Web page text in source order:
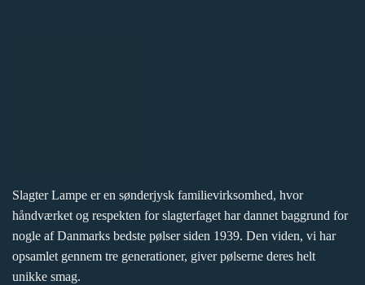
Slagter Lampe er en sønderjysk familievirksomhed, hvor
håndværket og respekten for slagterfaget har dannet baggrund for
nogle af Danmarks bedste pølser siden 1939. Den viden, vi har
opsamlet gennem tre generationer, giver pølserne deres helt
unikke smag.